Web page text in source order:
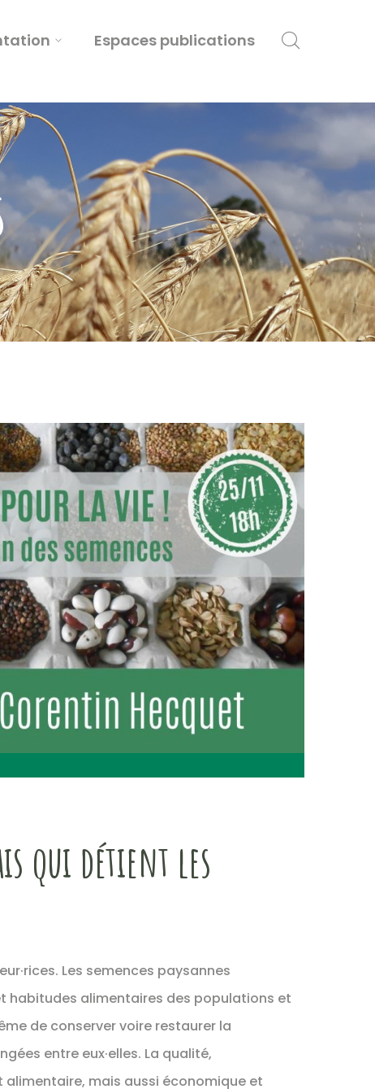
Espaces publications
qui détient les
Les semences paysannes
habitudes alimentaires des populations et
de conserver voire restaurer la
entre eux·elles. La qualité,
alimentaire, mais aussi économique et